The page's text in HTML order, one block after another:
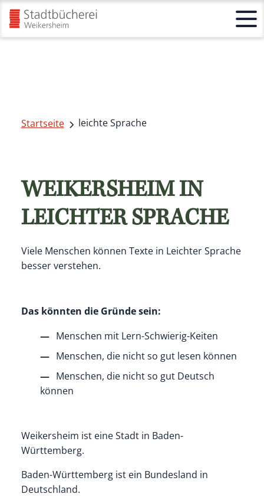
Startseite leichte Sprache
WEIKERSHEIM IN
LEICHTER SPRACHE
Viele Menschen können Texte in Leichter Sprache
besser verstehen.
Das könnten die Gründe sein:
Menschen mit Lern-Schwierig-Keiten
Menschen, die nicht so gut lesen können
Menschen, die nicht so gut Deutsch
können
Weikersheim ist eine Stadt in Baden-
Württemberg.
Baden-Württemberg ist ein Bundesland in
Deutschland.